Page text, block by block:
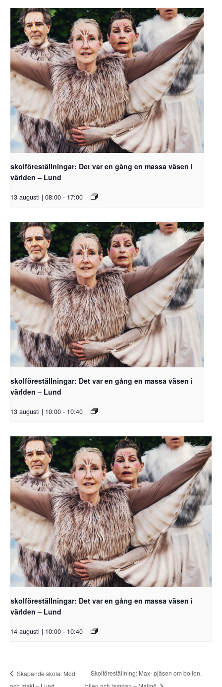
skolföreställningar: Det var en gång en massa väsen i
världen – Lund
13 augusti | 08:00 - 17:00
skolföreställningar: Det var en gång en massa väsen i
världen – Lund
13 augusti | 10:00 - 10:40
skolföreställningar: Det var en gång en massa väsen i
världen – Lund
14 augusti | 10:00 - 10:40
Skapande skola: Mod
Skolföreställning: Max- pjäsen om bollen,